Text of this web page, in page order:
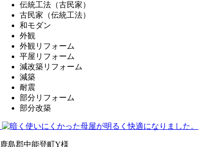
伝統工法（古民家）
古民家（伝統工法）
和モダン
外観
外観リフォーム
平屋リフォーム
減改築リフォーム
減築
耐震
部分リフォーム
部分改築
鹿島郡中能登町Y様